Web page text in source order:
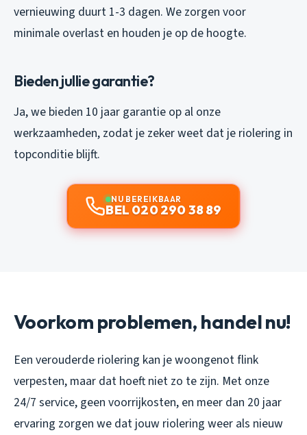
vernieuwing duurt 1-3 dagen. We zorgen voor
minimale overlast en houden je op de hoogte.
Bieden jullie garantie?
Ja, we bieden 10 jaar garantie op al onze
werkzaamheden, zodat je zeker weet dat je riolering in
topconditie blijft.
NU BEREIKBAAR
BEL 020 290 38 89
Voorkom problemen, handel nu!
Een verouderde riolering kan je woongenot flink
verpesten, maar dat hoeft niet zo te zijn. Met onze
24/7 service, geen voorrijkosten, en meer dan 20 jaar
ervaring zorgen we dat jouw riolering weer als nieuw